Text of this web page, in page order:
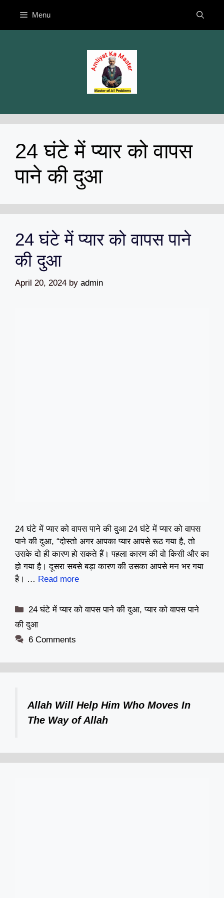
content
Menu
24 घंटे में प्यार को वापस
पाने की दुआ
24 घंटे में प्यार को वापस पाने
की दुआ
April 20, 2024 by admin
24 घंटे में प्यार को वापस पाने की दुआ 24 घंटे में प्यार को वापस
पाने की दुआ, “दोस्तो अगर आपका प्यार आपसे रूठ गया है, तो
उसके दो ही कारण हो सकते हैं। पहला कारण की वो किसी और का
हो गया है। दूसरा सबसे बड़ा कारण की उसका आपसे मन भर गया
है। … Read more
Categories
24 घंटे में प्यार को वापस पाने की दुआ,प्यार को वापस पाने
की दुआ
6 Comments
Allah Will Help Him Who Moves In
The Way of Allah